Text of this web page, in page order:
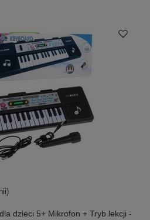
dzieci 5+ Mikrofon + Tryb lekcji -